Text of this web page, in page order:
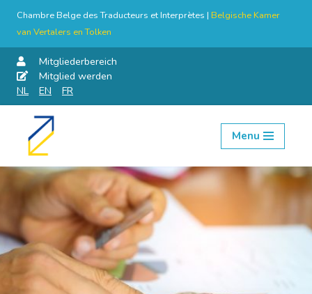
Chambre Belge des Traducteurs et Interprètes | Belgische Kamer
van Vertalers en Tolken
Mitgliederbereich
Mitglied werden
NL
EN FR
Skip
content
Menu